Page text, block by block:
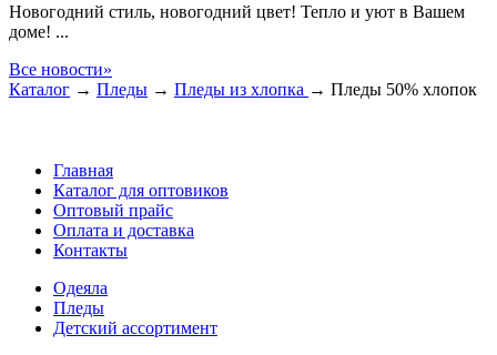
Новогодний стиль, новогодний цвет! Тепло и уют в Вашем
доме! ...
Все новости»
Каталог → Пледы → Пледы из хлопка → Пледы 50% хлопок
Главная
Каталог для оптовиков
Оптовый прайс
Оплата и доставка
Контакты
Одеяла
Пледы
Детский ассортимент